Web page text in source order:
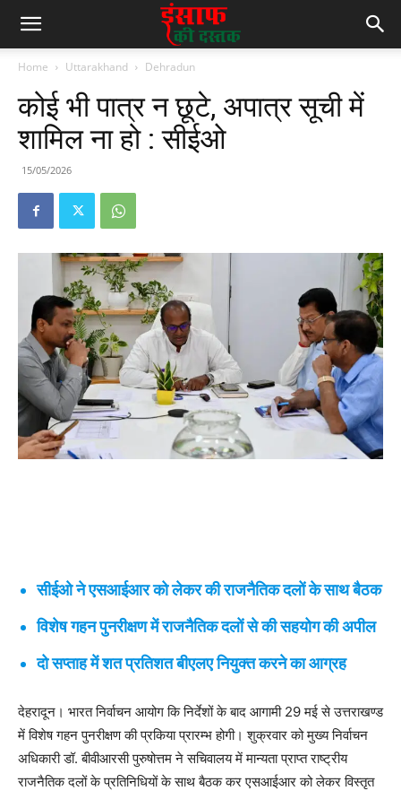
Home Uttarakhand Dehradun
कोई भी पात्र न छूटे, अपात्र सूची में
शामिल ना हो : सीईओ
15/05/2026
सीईओ ने एसआईआर को लेकर की राजनैतिक दलों के साथ बैठक
विशेष गहन पुनरीक्षण में राजनैतिक दलों से की सहयोग की अपील
दो सप्ताह में शत प्रतिशत बीएलए नियुक्त करने का आग्रह
देहरादून। भारत निर्वाचन आयोग कि निर्देशों के बाद आगामी 29 मई से उत्तराखण्ड
में विशेष गहन पुनरीक्षण की प्रकिया प्रारम्भ होगी। शुक्रवार को मुख्य निर्वाचन
अधिकारी डॉ. बीवीआरसी पुरुषोत्तम ने सचिवालय में मान्यता प्राप्त राष्ट्रीय
राजनैतिक दलों के प्रतिनिधियों के साथ बैठक कर एसआईआर को लेकर विस्तृत